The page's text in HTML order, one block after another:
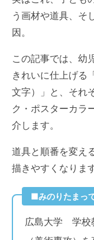
う画材や道具、そ
因。
この記事では、幼
きれいに仕上げ
文字）」と、それ
ク・ポスターカラ
介します。
道具と順番を変え
描きやすくなりま
■みのりたまっ
広島大学 学校